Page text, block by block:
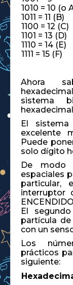
1010 = 10 (o
1011 = 11 (B)
1100 = 12 (C)
1101 = 13 (D)
1110 = 14 (E)
1111 = 15 (F)
Ahora
sistema
hexadecimal
El
excelente
Puede
solo dígito
De modo
espaciales
particular,
interruptor
El
partícula
con un
Los
prácticos
siguiente: